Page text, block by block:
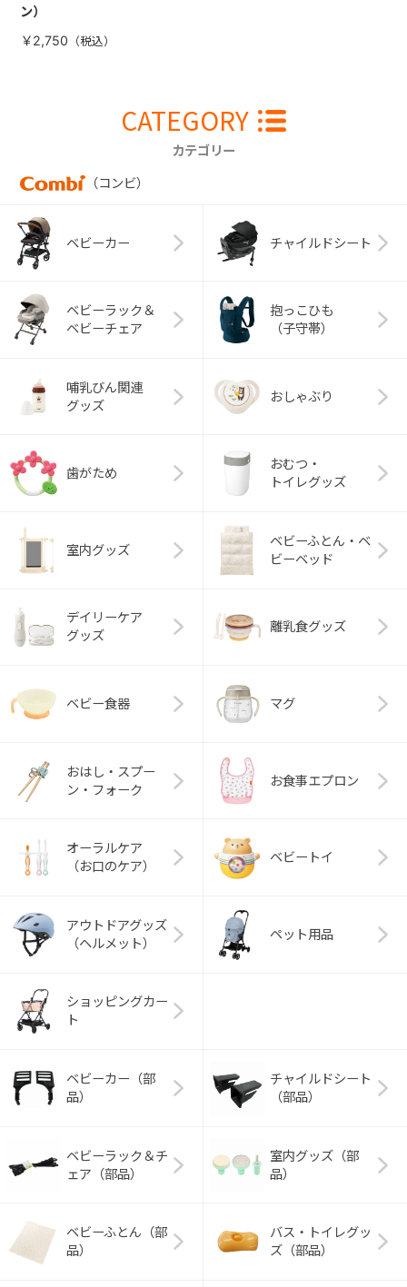
ン）
￥2,750
CATEGORY
カテゴリー
（コンビ）
ベビーカー チャイルドシート
ベビーラック＆
ベビーチェア
抱っこひも
（子守帯）
哺乳びん関連
グッズ
おしゃぶり
歯がため
おむつ・
トイレグッズ
室内グッズ
ベビーふとん・ベ
ビーベッド
デイリーケア
グッズ
離乳食グッズ
ベビー食器 マグ
おはし・スプー
ン・フォーク
お食事エプロン
オーラルケア
（お口のケア）
ベビートイ
アウトドアグッズ
（ヘルメット）
ペット用品
ショッピングカー
ト
ベビーカー（部
品）
チャイルドシート
（部品）
ベビーラック＆チ
ェア（部品）
室内グッズ（部
品）
ベビーふとん（部
品）
バス・トイレグッ
ズ（部品）